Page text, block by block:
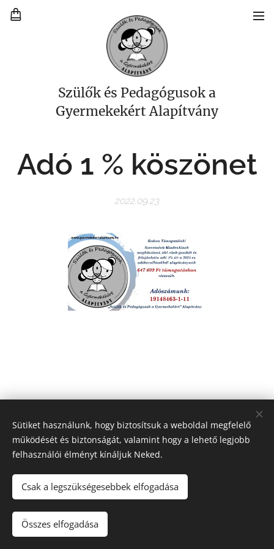
Szülők és Pedagógusok a
Gyermekekért Alapítvány
Adó 1 % köszönet
2022.09.23
© 2020. "Szülők és Pedagógusok a Gyermekekért" Alapítvány.
Az oldalt a
Sütiket használunk, hogy biztosítsuk a weboldal megfelelő
működését és biztonságát, valamint hogy a lehető legjobb
felhasználói élményt kínáljuk Neked.
Csak a legszükségesebbek elfogadása
Összes elfogadása